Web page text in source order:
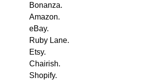
Bonanza.
Amazon.
eBay.
Ruby Lane.
Etsy.
Chairish.
Shopify.